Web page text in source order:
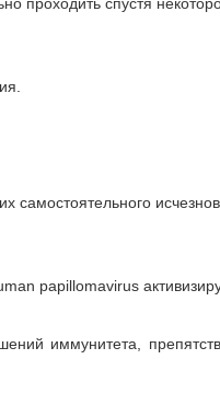
самостоятельного
papillomavirus
иммунитета,